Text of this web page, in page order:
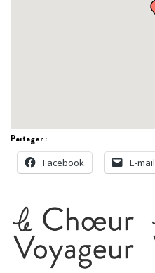
Partager :
Facebook
E-mail